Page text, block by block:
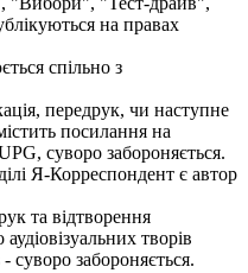
на правах
спільно з
передрук, чи наступне
посилання на
суворо забороняється.
Я-Корреспондент є автор
та відтворення
творів
суворо забороняється.